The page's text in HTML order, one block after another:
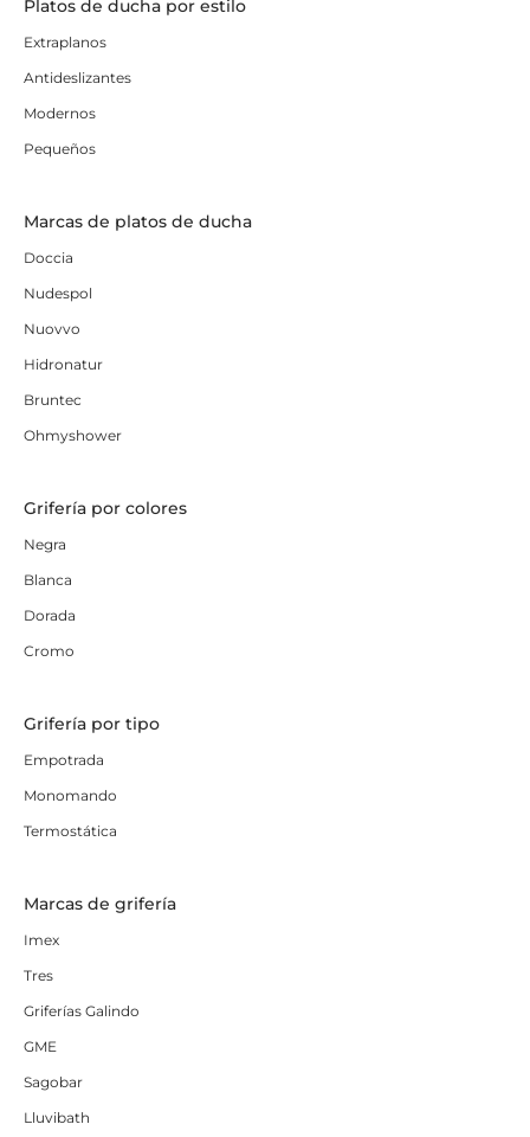
Platos de ducha por estilo
Extraplanos
Antideslizantes
Modernos
Pequeños
Marcas de platos de ducha
Doccia
Nudespol
Nuovvo
Hidronatur
Bruntec
Ohmyshower
Grifería por colores
Negra
Blanca
Dorada
Cromo
Grifería por tipo
Empotrada
Monomando
Termostática
Marcas de grifería
Imex
Tres
Griferías Galindo
GME
Sagobar
Lluvibath